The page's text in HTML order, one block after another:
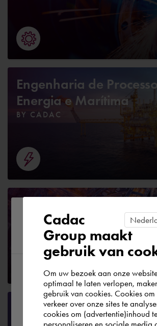
Engenharia de
Energia e Marítima
BY CADAC
BY CADAC
Governo
BY CADAC
Please confirm your
region
According to us you are situated
the world. Please confirm in
you wish to shop.
Cadac
Group maakt
gebruik van
Om uw bezoek aan onze
optimaal te laten verlopen,
gebruik van cookies. Cookies om
verkeer over onze sites te
cookies om (advertentie)inhoud
personaliseren en sociale media